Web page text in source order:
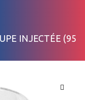
INJECTÉE (95